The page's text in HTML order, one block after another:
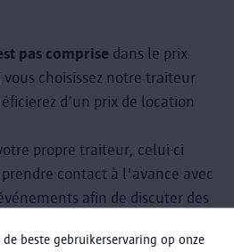
beste gebruikerservaring op onze
pas comprise dans le prix
vous choisissez notre traiteur
d’un prix de location
propre traiteur, celui-ci
contact à l'avance avec
afin de discuter des
en compte.Important : le